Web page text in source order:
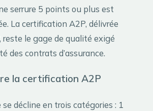
serrure 5 points ou plus est
La certification A2P, délivrée
reste le gage de qualité exigé
des contrats d’assurance.
la certification A2P
décline en trois catégories : 1